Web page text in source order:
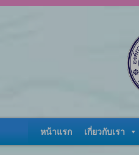
หน้าแรก เกี่ยวกับเรา